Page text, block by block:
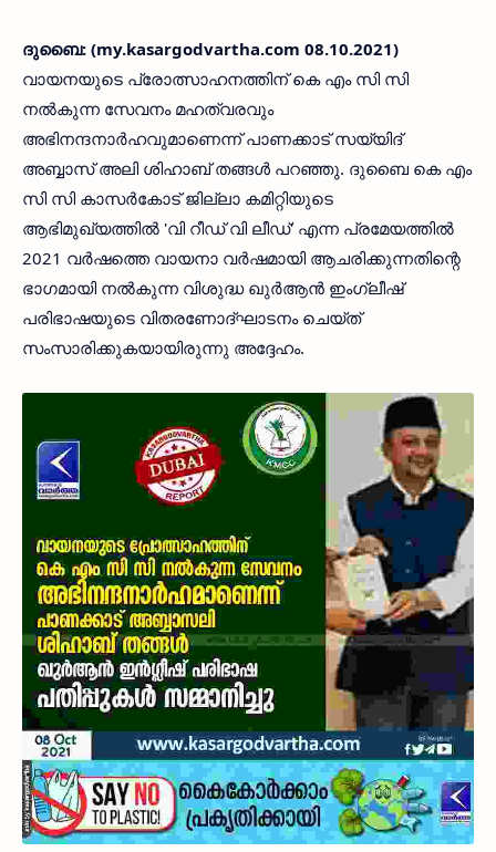
ദുബൈ: (my.kasargodvartha.com 08.10.2021)
വായനയുടെ പ്രോത്സാഹനത്തിന് കെ എം സി സി
നൽകുന്ന സേവനം മഹത്വരവും
അഭിനന്ദനാർഹവുമാണെന്ന് പാണക്കാട് സയ്യിദ്
അബ്ബാസ് അലി ശിഹാബ് തങ്ങൾ പറഞ്ഞു. ദുബൈ കെ എം
സി സി കാസർകോട് ജില്ലാ കമിറ്റിയുടെ
ആഭിമുഖ്യത്തിൽ 'വി റീഡ് വി ലീഡ്' എന്ന പ്രമേയത്തിൽ
2021 വർഷത്തെ വായനാ വർഷമായി ആചരിക്കുന്നതിന്റെ
ഭാഗമായി നൽകുന്ന വിശുദ്ധ ഖുർആൻ ഇംഗ്ലീഷ്
പരിഭാഷയുടെ വിതരണോദ്ഘാടനം ചെയ്‌ത്
സംസാരിക്കുകയായിരുന്നു അദ്ദേഹം.